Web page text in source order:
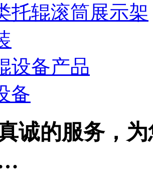
托辊滚筒展示架
设备产品
备
诚的服务，